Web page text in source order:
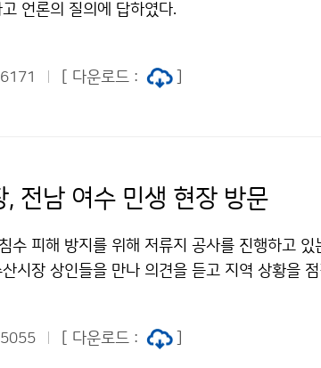
언론의 질의에 답하였다.
[ 다운로드 :
전남 여수 민생 현장 방문
수 피해 방지를 위해 저류지 공사를 진행하고 있
시장 상인들을 만나 의견을 듣고 지역 상황을
[ 다운로드 :